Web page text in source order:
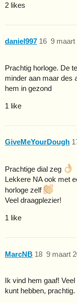
2 likes
daniel997 9 maart
16
Prachtig horloge. De
minder aan maar des
hem in gezond
1 like
GiveMeYourDough
Prachtige dial zeg
Lekkere NA ook met
horloge zelf
Veel draagplezier!
1 like
MarcNB 9 maart
18
Ik vind hem gaaf!
kunt hebben, prachtig.